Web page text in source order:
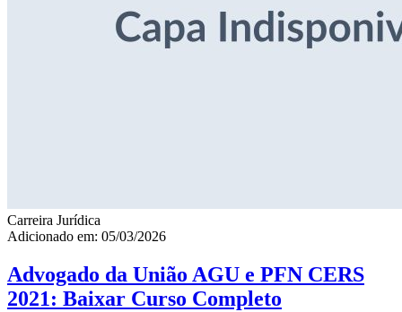
Carreira Jurídica
Adicionado em: 05/03/2026
Advogado da União AGU e PFN CERS
2021: Baixar Curso Completo